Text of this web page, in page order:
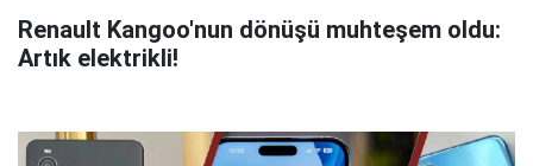
Renault Kangoo'nun dönüşü muhteşem oldu:
Artık elektrikli!